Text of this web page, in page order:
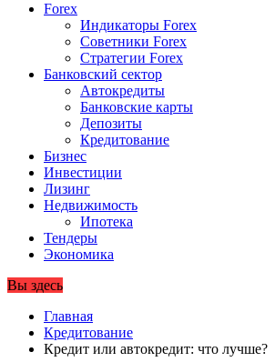
Forex
Индикаторы Forex
Советники Forex
Стратегии Forex
Банковский сектор
Автокредиты
Банковские карты
Депозиты
Кредитование
Бизнес
Инвестиции
Лизинг
Недвижимость
Ипотека
Тендеры
Экономика
Вы здесь
Главная
Кредитование
Кредит или автокредит: что лучше?